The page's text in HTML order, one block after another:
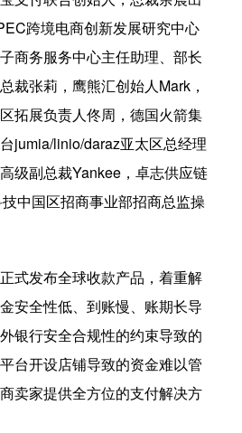
跨境电商创新发展研究中心
商务服务中心主任助理、部长
裁张莉，鹰熊汇创始人Mark，
拓展负责人佟周，德国火箭集
jumia/linio/daraz亚太区总经理
级副总裁Yankee，卓志供应链
中国区招商事业部招商总监操
式发布全球收款产品，着重解
安全性低、到账慢、账期长导
银行安全合规性的约束导致的
台开设店铺导致的资金难以管
卖家提供全方位的支付解决方